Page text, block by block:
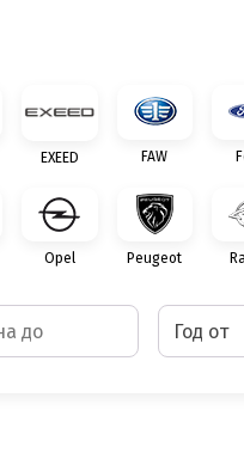
EXEED FAW
Opel Peugeot
Год от